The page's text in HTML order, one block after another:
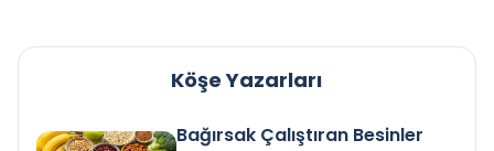
Köşe Yazarları
Bağırsak Çalıştıran Besinler